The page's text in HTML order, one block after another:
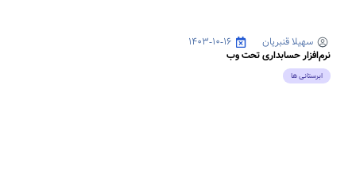
سهیلا قنبریان
۱۴۰۳-۱۰-۱۶
نرم‌افزار حسابداری تحت وب
ابرستانی ها